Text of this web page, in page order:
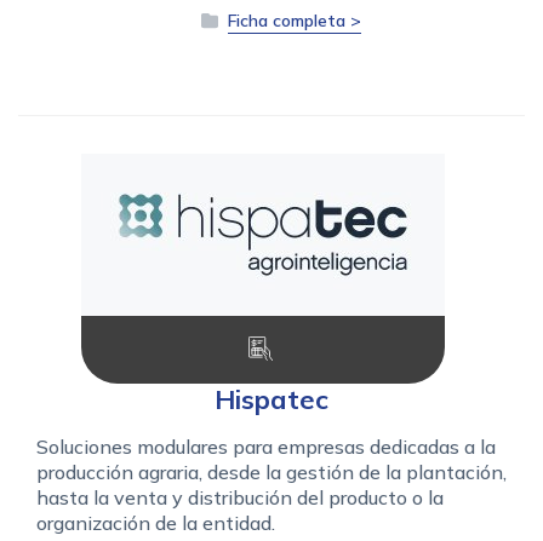
Ficha completa >
Hispatec
Soluciones modulares para empresas dedicadas a la
producción agraria, desde la gestión de la plantación,
hasta la venta y distribución del producto o la
organización de la entidad.